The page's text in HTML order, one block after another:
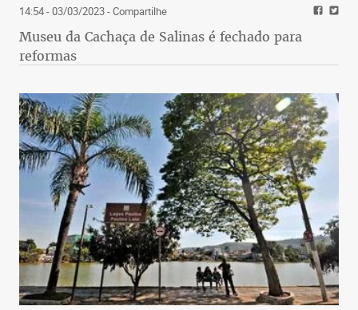
14:54 - 03/03/2023- Compartilhe
Museu da Cachaça de Salinas é fechado para
reformas